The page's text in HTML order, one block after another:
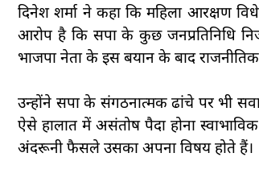
दिनेश शर्मा ने कहा कि महिला आरक्षण
आरोप है कि सपा के कुछ जनप्रतिनिधि
भाजपा नेता के इस बयान के बाद
उन्होंने सपा के संगठनात्मक ढांचे पर भी
ऐसे हालात में असंतोष पैदा होना
अंदरूनी फैसले उसका अपना विषय होते हैं।